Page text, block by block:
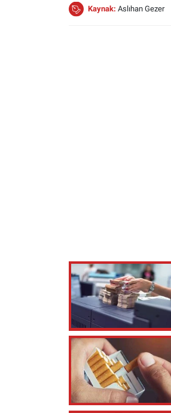
Kaynak: Aslıhan Gezer